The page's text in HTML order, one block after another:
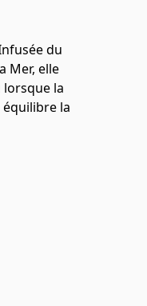
du
Mer, elle
la
la